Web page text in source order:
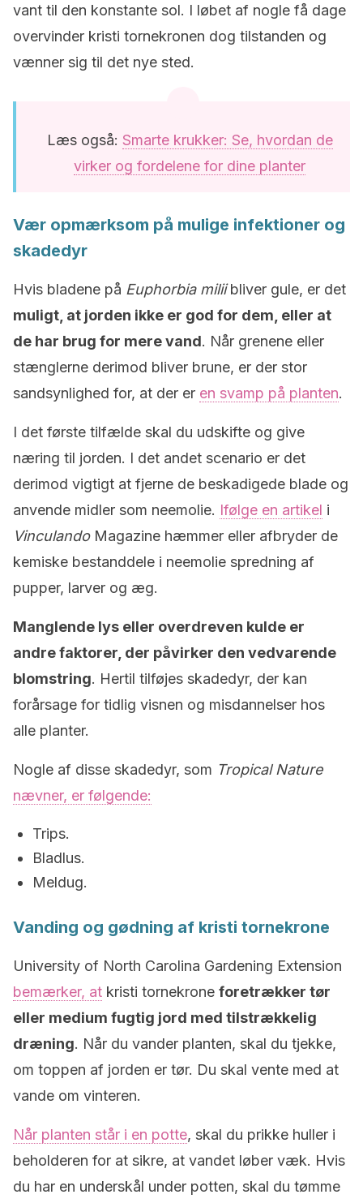
vant til den konstante sol. I løbet af nogle få dage
overvinder kristi tornekronen dog tilstanden og
vænner sig til det nye sted.
Læs også: Smarte krukker: Se, hvordan de
virker og fordelene for dine planter
Vær opmærksom på mulige infektioner og
skadedyr
Hvis bladene på Euphorbia miliibliver gule, er det
muligt, at jorden ikke er god for dem, eller at
de har brug for mere vand. Når grenene eller
stænglerne derimod bliver brune, er der stor
sandsynlighed for, at der er en svamp på planten.
I det første tilfælde skal du udskifte og give
næring til jorden. I det andet scenario er det
derimod vigtigt at fjerne de beskadigede blade og
anvende midler som neemolie. Ifølge en artikel i
VinculandoMagazine hæmmer eller afbryder de
kemiske bestanddele i neemolie spredning af
pupper, larver og æg.
Manglende lys eller overdreven kulde er
andre faktorer, der påvirker den vedvarende
blomstring. Hertil tilføjes skadedyr, der kan
forårsage for tidlig visnen og misdannelser hos
alle planter.
Nogle af disse skadedyr, som Tropical Nature
nævner, er følgende:
Trips.
Bladlus.
Meldug.
Vanding og gødning af kristi tornekrone
University of North Carolina Gardening Extension
bemærker, at kristi tornekrone foretrækker tør
eller medium fugtig jord med tilstrækkelig
dræning. Når du vander planten, skal du tjekke,
om toppen af jorden er tør. Du skal vente med at
vande om vinteren.
Når planten står i en potte, skal du prikke huller i
beholderen for at sikre, at vandet løber væk. Hvis
du har en underskål under potten, skal du tømme